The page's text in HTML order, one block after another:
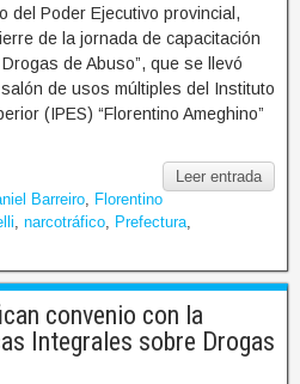
del Poder Ejecutivo provincial,
de la jornada de capacitación
de Abuso”, que se llevó
de usos múltiples del Instituto
(IPES) “Florentino Ameghino”
Leer entrada
Barreiro
Florentino
narcotráfico Prefectura
convenio con la
Integrales sobre Drogas